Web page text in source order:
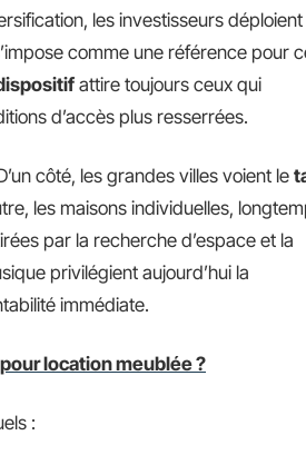
les investisseurs
comme une référence pour
attire toujours ceux qui
d’accès plus resserrées.
côté, les grandes villes voient le
les maisons individuelles,
par la recherche d’espace et la
privilégient aujourd’hui la
immédiate.
location meublée ?
: